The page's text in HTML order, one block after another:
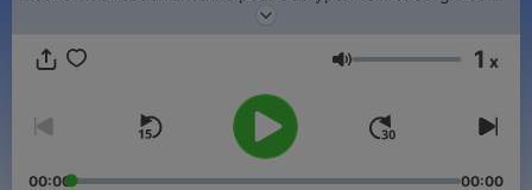
commenter l'actualité. Good Morning Business, la garantie de
travailler ! Retrouvez l’émission du lundi au vendredi et
Volume 1 x
00:00 00:00